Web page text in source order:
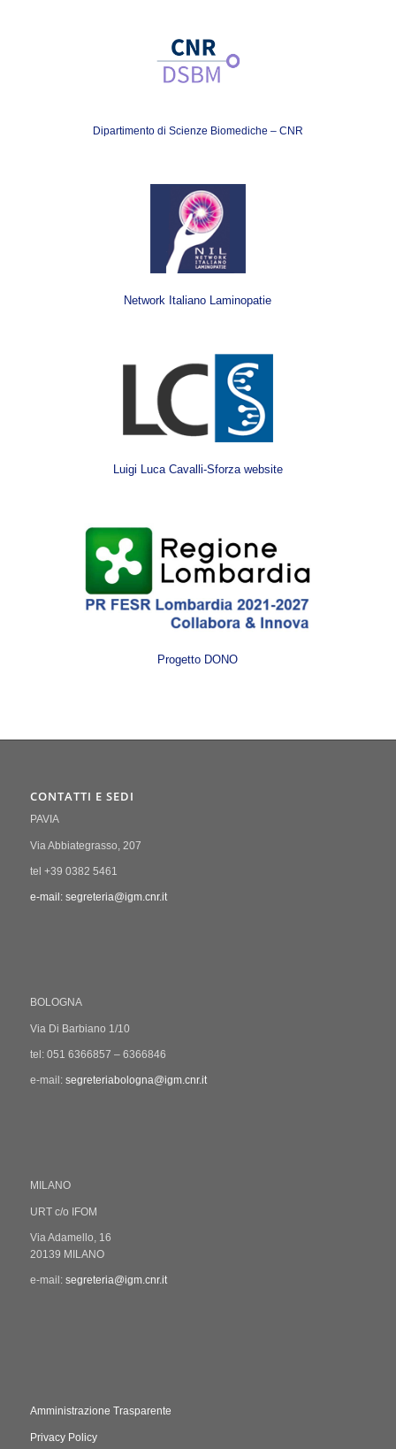
Dipartimento di Scienze Biomediche – CNR
Network Italiano Laminopatie
Luigi Luca Cavalli-Sforza website
Progetto DONO
CONTATTI E SEDI
PAVIA
Via Abbiategrasso, 207
tel +39 0382 5461
e-mail: segreteria@igm.cnr.it
BOLOGNA
Via Di Barbiano 1/10
tel: 051 6366857 – 6366846
e-mail: segreteriabologna@igm.cnr.it
MILANO
URT c/o IFOM
Via Adamello, 16
20139 MILANO
e-mail: segreteria@igm.cnr.it
Amministrazione Trasparente
Privacy Policy